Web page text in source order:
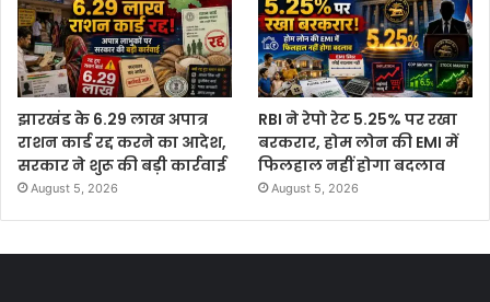
झारखंड के 6.29 लाख अपात्र
राशन कार्ड रद्द करने का आदेश,
सरकार ने शुरू की बड़ी कार्रवाई
August 5, 2026
RBI ने रेपो रेट 5.25% पर रखा
बरकरार, होम लोन की EMI में
फिलहाल नहीं होगा बदलाव
August 5, 2026